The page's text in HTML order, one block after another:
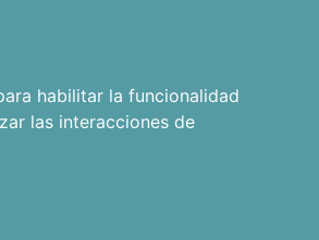
habilitar la funcionalidad
las interacciones de